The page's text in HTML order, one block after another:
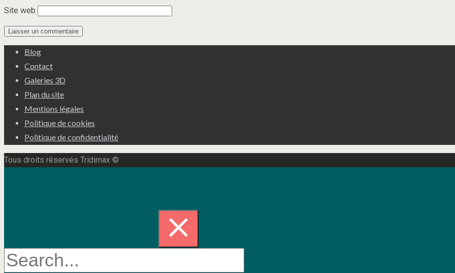
Site web
Blog
Contact
Galeries 3D
Plan du site
Mentions légales
Politique de cookies
Politique de confidentialité
Tous droits réservés Tridimax ©